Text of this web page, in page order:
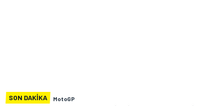
SON DAKIKA MotoGP